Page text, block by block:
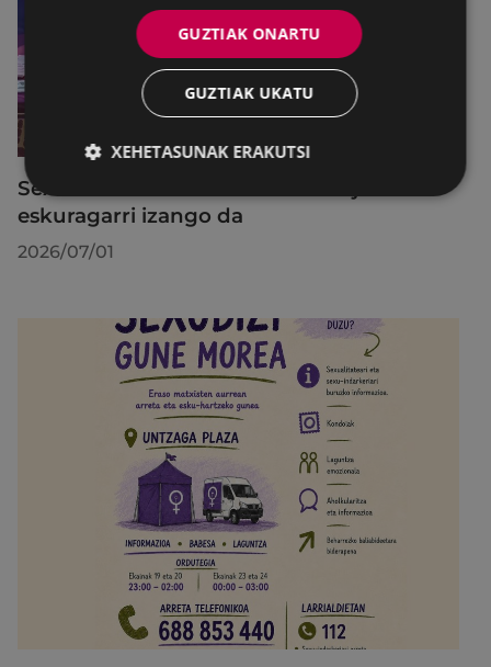
SexuBizi-Gune Morea Amañako jaietan
eskuragarri izango da
2026/07/01
GUZTIAK ONARTU
GUZTIAK UKATU
XEHETASUNAK ERAKUTSI